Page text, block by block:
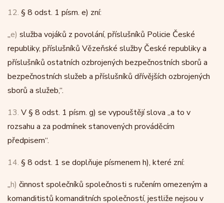
12. § 8 odst. 1 písm. e) zní:
„e) služba vojáků z povolání, příslušníků Policie České
republiky, příslušníků Vězeňské služby České republiky a
příslušníků ostatních ozbrojených bezpečnostních sborů a
bezpečnostních služeb a příslušníků dřívějších ozbrojených
sborů a služeb,“.
13. V § 8 odst. 1 písm. g) se vypouštějí slova „a to v
rozsahu a za podmínek stanovených prováděcím
předpisem“.
14. § 8 odst. 1 se doplňuje písmenem h), které zní:
„h) činnost společníků společnosti s ručením omezeným a
komanditistů komanditních společností, jestliže nejsou v